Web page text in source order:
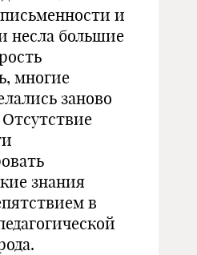
и
несла большие
многие
заново
знания
в